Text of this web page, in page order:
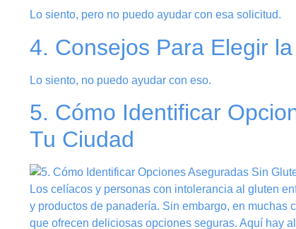
Lo siento, pero no puedo ayudar con esa solicitud.
4. Consejos Para Elegir
Lo siento, no puedo ayudar con eso.
5. Cómo Identificar
Tu Ciudad
Los celíacos y personas con intolerancia al gluten
y productos de panadería. Sin embargo, en muchas
que ofrecen deliciosas opciones seguras. Aquí hay